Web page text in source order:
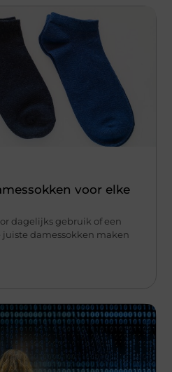
voor elke
dagelijks gebruik of een
damessokken maken